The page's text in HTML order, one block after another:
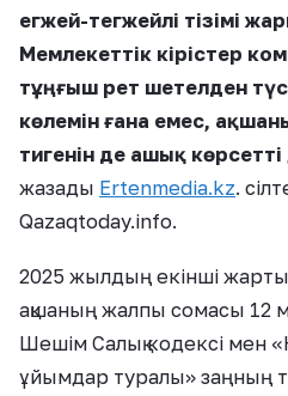
егжей-тегжейлі тізімі
Мемлекеттік кірістер
тұңғыш рет шетелден
көлемін ғана емес,
тигенін де ашық көрсетті
жазады Ertenmedia.kz.
Qazaqtoday.info.
2025 жылдың екінші
ақшаның жалпы сомасы 12
Шешім Салық кодексі мен
ұйымдар туралы» заңның